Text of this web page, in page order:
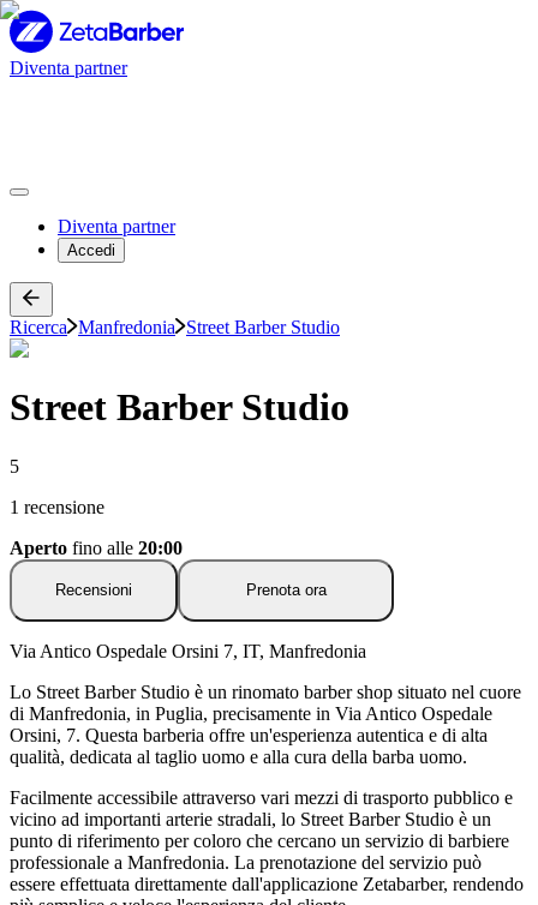
Diventa partner
Diventa partner
Accedi
Ricerca Manfredonia Street Barber Studio
Street Barber Studio
5
1 recensione
Aperto fino alle 20:00
Recensioni Prenota ora
Via Antico Ospedale Orsini 7, IT, Manfredonia
Lo Street Barber Studio è un rinomato barber shop situato nel cuore
di Manfredonia, in Puglia, precisamente in Via Antico Ospedale
Orsini, 7. Questa barberia offre un'esperienza autentica e di alta
qualità, dedicata al taglio uomo e alla cura della barba uomo.
Facilmente accessibile attraverso vari mezzi di trasporto pubblico e
vicino ad importanti arterie stradali, lo Street Barber Studio è un
punto di riferimento per coloro che cercano un servizio di barbiere
professionale a Manfredonia. La prenotazione del servizio può
essere effettuata direttamente dall'applicazione Zetabarber, rendendo